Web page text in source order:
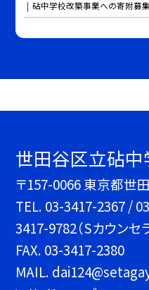
砧中学校改築事業への寄附募集
世田谷区立砧中
〒157-0066 東京都世
TEL. 03-3417-2367 /
3417-9782（Sカウンセ
FAX. 03-3417-2380
MAIL.